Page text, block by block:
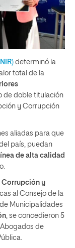
) determinó la
total de la
de doble titulación
y Corrupción
aliadas para que
país, puedan
de alta calidad
Corrupción y
al Consejo de la
Municipalidades
, se concedieron 5
de